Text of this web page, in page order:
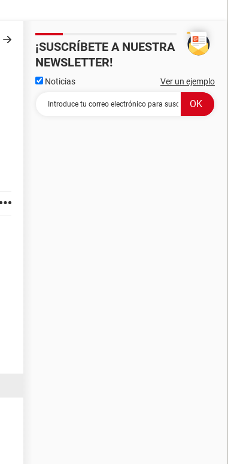
¡SUSCRÍBETE A NUESTRA
NEWSLETTER!
Noticias Ver un ejemplo